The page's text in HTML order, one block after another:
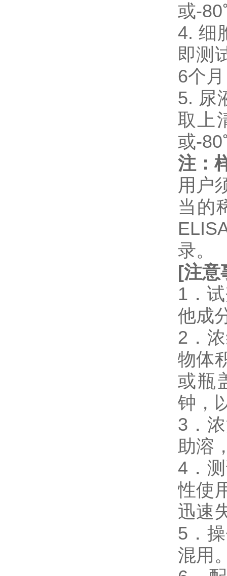
或-
4. 细
即测
6个
5. 尿
取上
或-
注：
用户
当的
录。
[注意
1．
他成
2．
物体
或瓶
钟，
3．
助溶
4．
性使
迅速
5．
混用